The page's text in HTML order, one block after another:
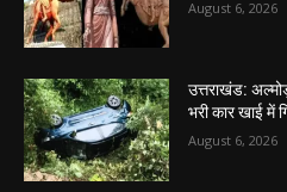
August 6, 2026
उत्तराखंड:
भरी कार खाई में
August 6, 2026